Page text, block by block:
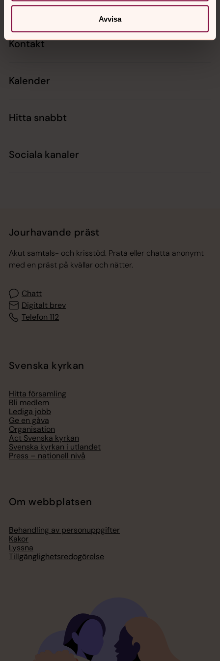
Avvisa
Kontakt
Kalender
Hitta snabbt
Sociala kanaler
Jourhavande präst
Akut samtals- och krisstöd. Prata eller chatta anonymt
med en präst på kvällar och nätter.
Chatt
Digitalt brev
Telefon 112
Svenska kyrkan
Hitta församling
Bli medlem
Lediga jobb
Ge en gåva
Organisation
Act Svenska kyrkan
Svenska kyrkan i utlandet
Press – nationell nivå
Om webbplatsen
Behandling av personuppgifter
Kakor
Lyssna
Tillgänglighetsredogörelse